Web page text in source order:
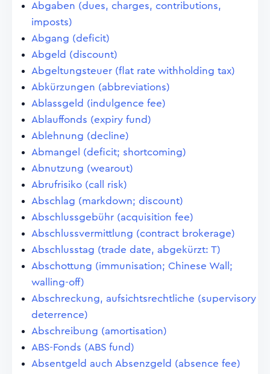
Abgaben (dues, charges, contributions,
imposts)
Abgang (deficit)
Abgeld (discount)
Abgeltungsteuer (flat rate withholding tax)
Abkürzungen (abbreviations)
Ablassgeld (indulgence fee)
Ablauffonds (expiry fund)
Ablehnung (decline)
Abmangel (deficit; shortcoming)
Abnutzung (wearout)
Abrufrisiko (call risk)
Abschlag (markdown; discount)
Abschlussgebühr (acquisition fee)
Abschlussvermittlung (contract brokerage)
Abschlusstag (trade date, abgekürzt: T)
Abschottung (immunisation; Chinese Wall;
walling-off)
Abschreckung, aufsichtsrechtliche (supervisory
deterrence)
Abschreibung (amortisation)
ABS-Fonds (ABS fund)
Absentgeld auch Absenzgeld (absence fee)